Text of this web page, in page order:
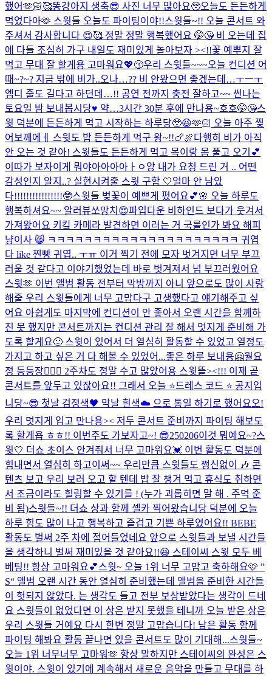
했어🫶🏻🥰똥강아지 생축😎 사진 너무 많아요🥹오늘도 든든하게
먹었다아🫶 스윗들 오늘도 파이팅이야!!스윗들~!! 오늘 콘서트 와
주셔서 감사합니다 😍🥰 정말 정말 행복했어요 🤭😘 비 오는데 집
에 다들 조심히 가구 내일도 재미있게 놀아보자 ><!!꽃 예뿌지 잘
먹고 무대 잘 할게용 고마워요💖😙우리 스윗들~~~오늘 컨디션 어
때~?~? 지금 밖에 비가..오나…?? 비 안왔으면 좋겠는데…ㅜㅡㅜ
엠디 줄도 길다고 하던데…!! 공연 전까지 충전 잘하고~~ 씬나는
토요일 밤 보내봅시당♥️ 약…3시간 30분 후에 만나용~호호🤭😘스
윗 덕분에 든든하게 먹고 시작하는 하루당🥹😆🫶🏻 오늘 아주 찢
어보께에ㅔ 스윗도 밥 든든하게 먹구 왕~!!🍗🍖다행히 비가 아직
안 오는 것 같아! 스윗들도 든든하게 먹고 목이랑 몸 풀고 오기💕
이따가 보자이게 뭐야아아아아ㅏㅇ앙 내가 요청 드린 거 .. 어떤
감성인지 알지..? 실현시켜줄 스윗 구함 🤍얼마 안 남았
다!!!!!!!!!!!!!!!!🤓스윗들 벚꽃이 예쁘게 폈어요💕🌸 오늘 하루도
행복하셔요~~ 알러뷰쏘망치😍파입다운 비하인드 보다가 웃겨서
가져왔어요 키킼 카메라 발견하면 이러는 거 국룰인가 봐요 해피
냥이사 😸 ㅋㅋㅋㅋㅋㅋㅋㅋㅋㅋㅋㅋㅋㅋㅋㅋㅋㅋㅋㅋㅋ 귀엽
다 like 찐빵 귀엽.. ㅜㅠ 이거 찍기 전에 모자 벗겨지면 너무 부끄
러울 것 같다고 이야기했었는데 바로 벗겨져서 넘 부끄러웠어요
스윗🫶 이번 앨범 활동 전부터 막방까지 아니 앞으로도 많이 사랑
해줄 우리 스윗들에게 너무 고맙다구 고생했다고 얘기해주고 싶
어요 아쉽게도 마지막에 컨디션이 안 좋아서 오랜 시간을 함께하
진 못 했지만 콘서트까지는 컨디션 관리 잘 해서 멋지게 준비해 가
도록 할게요🙂 스윗이 있어서 더 열심히 활동할 수 있었고 열정도
가지고 하고 싶은 거 다 해볼 수 있었어...좋은 하루 보내용🤗월요
정 등등장🧚🏻‍♀️ 2주차도 정말 수고 많았어용 스윗뜰><!!! 이제 곧
콘서트를 앞두고 있잖아요!! 그래서 오늘 ⭐️드레스 코드 ⭐️ 공지입
니당~😎 첫날 검정색🖤 막날 흰색☁️ 으로 통일 하기로 했어요오!
우리 멋지게 입고 만나용>< 저두 콘서트 준비까지 파이팅 해보도
록 할게욥 ㅎㅎ!! 이번주도 가보자고~! 😎250206이것 뭐예요~?스
윗🤍 더쇼 초이스 안겨줘서 너무 고마워요💓 이번 활동도 덕분에
힘내면서 열심히 하고이써~~ 우리만큼 스윗들도 쩡신없이 🎶 콘
텐츠 보고 우리 보러 오고 할 텐데 밥 잘 챙겨 먹고 휴식도 취하면
서 조금이라도 힐링할 수 있기를 ! (누가 괴롭히면 말 해 . 주먹 준
비 됨)스윗들~!! 더쇼 상과 함께 셀카 찍어왔습니당 덕분에 오늘
하루 힘도 많이 나고 행복하고 즐겁고 기쁜 하루였어요!! BEBE
활동도 벌써 2주 차에 접어들었네요 앞으로 스윗들과 보낼 시간들
을 생각하니 벌써 재미있을 것 같아요!!😆 스테이씨 스윗 모두 베
베팅!! 항상 고마워요💕스윗~ 오늘 1위 너무 고맙고 축하해요🩷 ”
S“ 앨범 오랜 시간 동안 열심히 준비했는데 앨범을 준비한 시간들
이 헛되지 않았다. 는 생각도 들고 전부 보상받았다는 생각이 드네
요 스윗들이 없었다면 이 상은 받지 못했을 테니까 오늘 받은 상은
우리 스윗들 거예요 다시 한번 정말 고맙습니다! 남은 활동 함께
파이팅 해봐요 활동 끝나면 있을 콘서트도 많이 기대해...스윗들~
오늘 1위 너무너무 고마워🫶 항상 말하지만 스테이씨의 완성은 스
윗이야. 스윗이 있기에 계속해서 새로운 음악을 만들고 무대를 하